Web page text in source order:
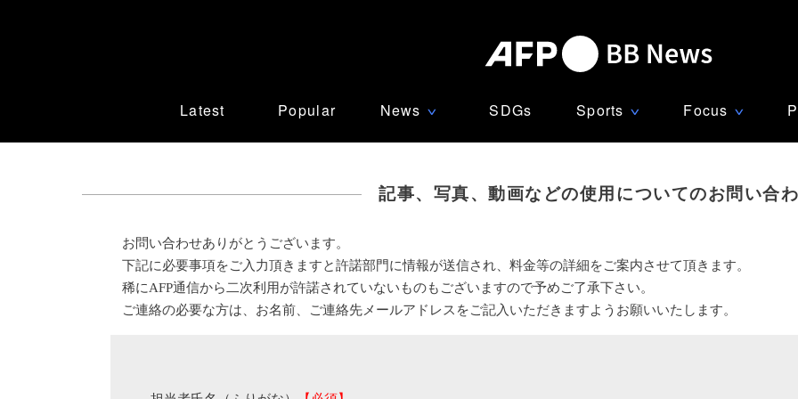
Latest Popular News ∨ SDGs Sports ∨ Focus ∨
記事、写真、動画などの使用についてのお問い合
お問い合わせありがとうございます。
下記に必要事項をご入力頂きますと許諾部門に情報が送信され、料金等の詳細をご案内させて頂きます。
稀にAFP通信から二次利用が許諾されていないものもございますので予めご了承下さい。
ご連絡の必要な方は、お名前、ご連絡先メールアドレスをご記入いただきますようお願いいたします。